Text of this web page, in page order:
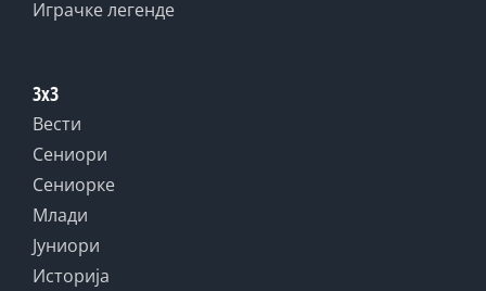
Играчке легенде
3x3
Вести
Сениори
Сениорке
Млади
Јуниори
Историја